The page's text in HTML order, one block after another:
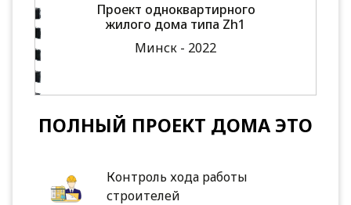
Проект одноквартирного
жилого дома типа Zh1
Минск - 2022
ПОЛНЫЙ ПРОЕКТ ДОМА ЭТО
Контроль хода работы
строителей